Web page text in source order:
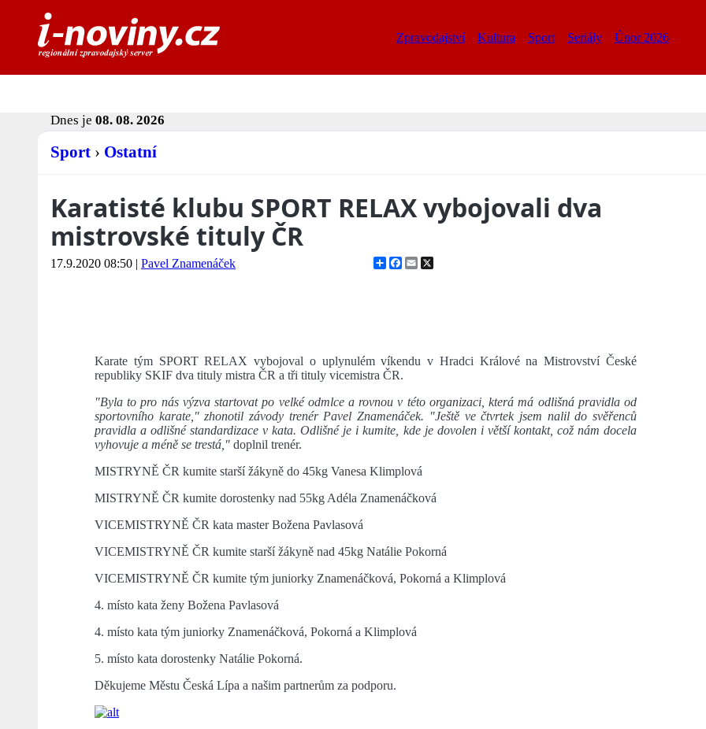
Zpravodajství Kultura Sport Seriály Únor 2026
Dnes je 08. 08. 2026
Sport › Ostatní
Karatisté klubu SPORT RELAX vybojovali dva
mistrovské tituly ČR
17.9.2020 08:50 | Pavel Znamenáček ShareFacebook
Email
Karate tým SPORT RELAX vybojoval o uplynulém víkendu v Hradci Králové na Mistrovství České
republiky SKIF dva tituly mistra ČR a tři tituly vicemistra ČR.
"Byla to pro nás výzva startovat po velké odmlce a rovnou v této organizaci, která má odlišná pravidla od
sportovního karate," zhonotil závody trenér Pavel Znamenáček. "Ještě ve čtvrtek jsem nalil do svěřenců
pravidla a odlišné standardizace v kata. Odlišné je i kumite, kde je dovolen i větší kontakt, což nám docela
vyhovuje a méně se trestá," doplnil trenér.
MISTRYNĚ ČR kumite starší žákyně do 45kg Vanesa Klimplová
MISTRYNĚ ČR kumite dorostenky nad 55kg Adéla Znamenáčková
VICEMISTRYNĚ ČR kata master Božena Pavlasová
VICEMISTRYNĚ ČR kumite starší žákyně nad 45kg Natálie Pokorná
VICEMISTRYNĚ ČR kumite tým juniorky Znamenáčková, Pokorná a Klimplová
4. místo kata ženy Božena Pavlasová
4. místo kata tým juniorky Znamenáčková, Pokorná a Klimplová
5. místo kata dorostenky Natálie Pokorná.
Děkujeme Městu Česká Lípa a našim partnerům za podporu.